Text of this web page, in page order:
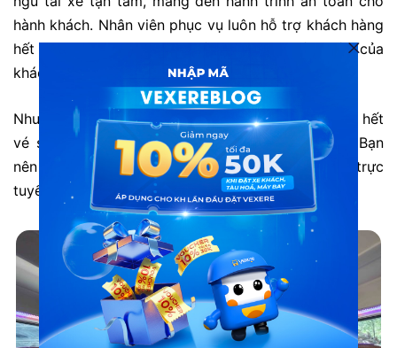
hành khách. Nhân viên phục vụ luôn hỗ trợ khách hàng
hết mình, chu đáo, luôn giải đáp các thắc mắc của
khách hàng tận tình.
Nhược điểm: Số lượng khách đi đông nên thường hết
vé sớm vào các ngày cuối tuần hoặc cao điểm. Bạn
nên liên hệ tổng đài 1900888684 hoặc đặt vé trực
tuyến trước để tránh hết vé.